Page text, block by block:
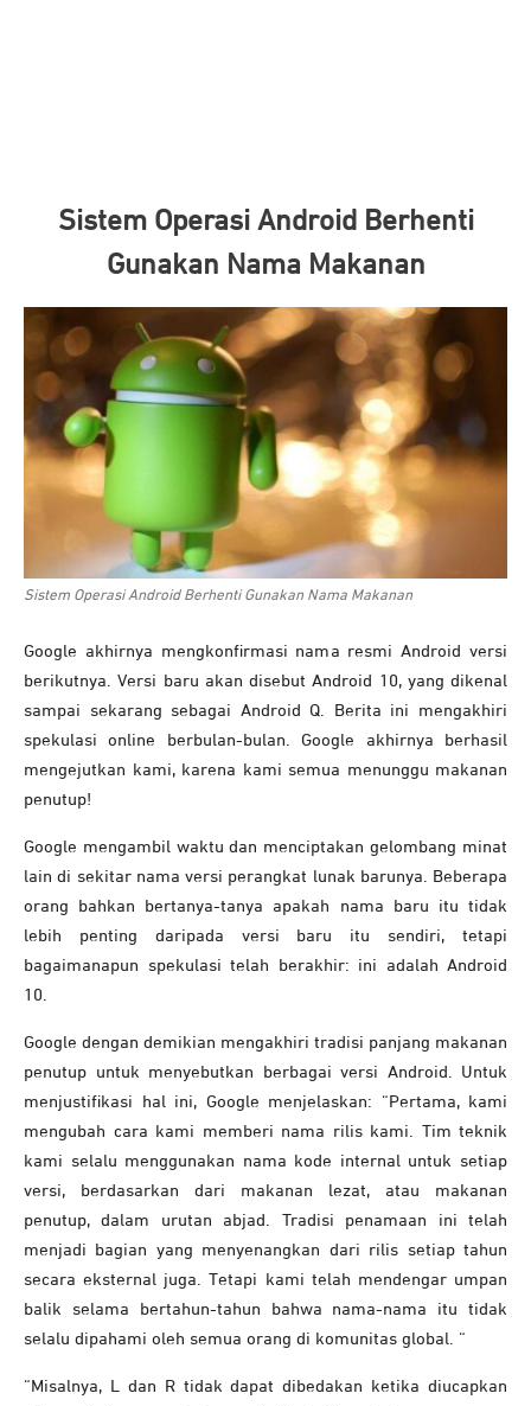
Sistem Operasi Android Berhenti
Gunakan Nama Makanan
Sistem Operasi Android Berhenti Gunakan Nama Makanan
Google akhirnya mengkonfirmasi nama resmi Android versi
berikutnya. Versi baru akan disebut Android 10, yang dikenal
sampai sekarang sebagai Android Q. Berita ini mengakhiri
spekulasi online berbulan-bulan. Google akhirnya berhasil
mengejutkan kami, karena kami semua menunggu makanan
penutup!
Google mengambil waktu dan menciptakan gelombang minat
lain di sekitar nama versi perangkat lunak barunya. Beberapa
orang bahkan bertanya-tanya apakah nama baru itu tidak
lebih penting daripada versi baru itu sendiri, tetapi
bagaimanapun spekulasi telah berakhir: ini adalah Android
10.
Google dengan demikian mengakhiri tradisi panjang makanan
penutup untuk menyebutkan berbagai versi Android. Untuk
menjustifikasi hal ini, Google menjelaskan: “Pertama, kami
mengubah cara kami memberi nama rilis kami. Tim teknik
kami selalu menggunakan nama kode internal untuk setiap
versi, berdasarkan dari makanan lezat, atau makanan
penutup, dalam urutan abjad. Tradisi penamaan ini telah
menjadi bagian yang menyenangkan dari rilis setiap tahun
secara eksternal juga. Tetapi kami telah mendengar umpan
balik selama bertahun-tahun bahwa nama-nama itu tidak
selalu dipahami oleh semua orang di komunitas global. “
“Misalnya, L dan R tidak dapat dibedakan ketika diucapkan